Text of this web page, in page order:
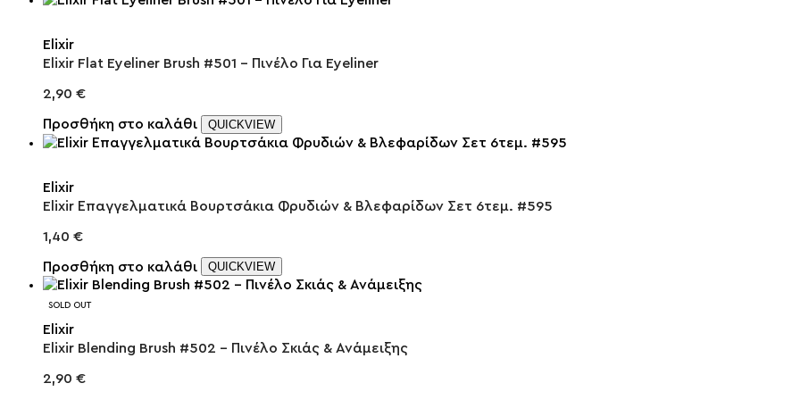
Elixir
Elixir Flat Eyeliner Brush #501 – Πινέλο Για Eyeliner
2,90 €
Προσθήκη στο καλάθι QUICKVIEW
Elixir
Elixir Επαγγελματικά Βουρτσάκια Φρυδιών & Βλεφαρίδων Σετ 6τεμ. #595
1,40 €
Προσθήκη στο καλάθι QUICKVIEW
SOLD OUT
Elixir
Elixir Blending Brush #502 – Πινέλο Σκιάς & Ανάμειξης
2,90 €